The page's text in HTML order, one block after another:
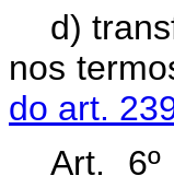
d)
nos
do art.
Art.